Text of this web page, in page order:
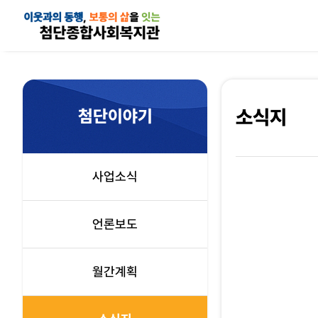
첨단이야기
사업소식
언론보도
월간계획
소식지